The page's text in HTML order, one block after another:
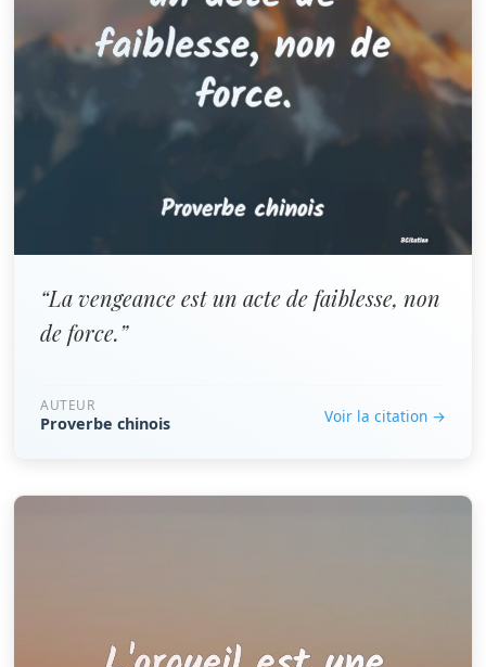
“La vengeance est un acte de faiblesse, non
de force.”
AUTEUR
Proverbe chinois Voir la citation →